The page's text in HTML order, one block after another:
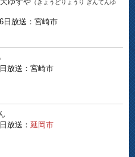
（きょうどりょうり ぎんてんゆ
日放送：宮崎市
放送：宮崎市
放送： 延岡市